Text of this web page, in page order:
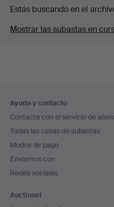
Estás buscando en el
Mostrar las subastas en
en
el
pie
de
página
Ayuda y contacto
Contacta con el servicio de
Todas las casas de subastas
Modos de pago
Enviamos con
Redes sociales
Auctionet